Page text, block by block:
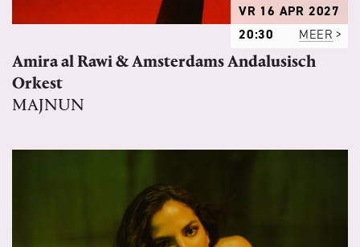
VR 16 APR 2027
20:30
MEER
Amira al Rawi & Amsterdams Andalusisch
Orkest
MAJNUN